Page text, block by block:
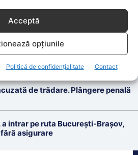
Acceptă
opțiunile
Politică de confidențialitate Contact
Transelectrica să taie
în contextul crizei energetice.
să le anunțe înainte
de trădare. Plângere penală
a intrar pe ruta București-Brașov,
asigurare